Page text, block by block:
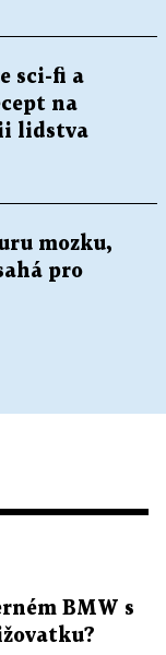
sci-fi a
na
lidstva
mozku,
pro
BMW s